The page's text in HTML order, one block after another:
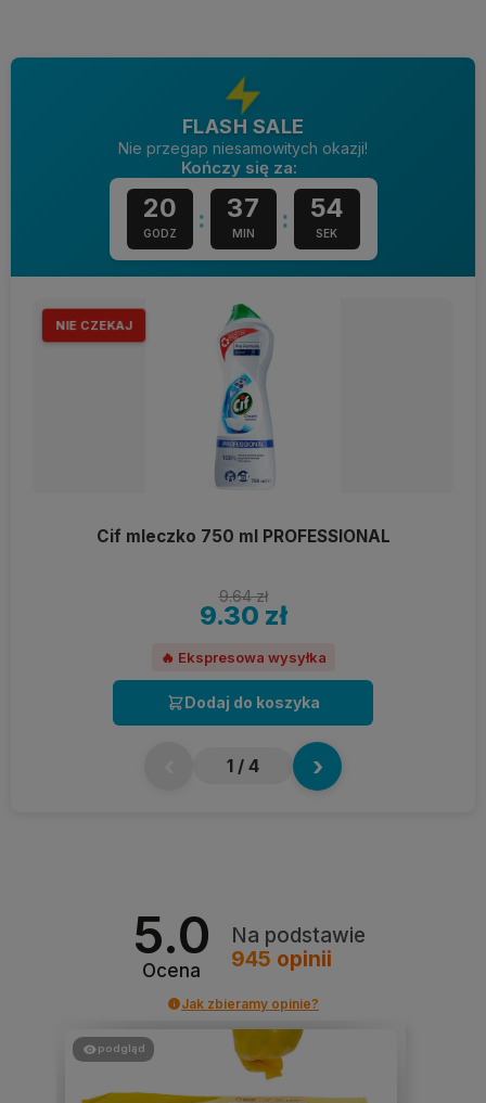
FLASH SALE
Nie przegap niesamowitych okazji!
Kończy się za:
20
GODZ : 37
MIN : 53
SEK
NIE CZEKAJ
Cif mleczko 750 ml PROFESSIONAL
9.64 zł
9.30 zł
🔥 Ekspresowa wysyłka
Dodaj do koszyka
1 / 4 ›
5.0
Ocena
Na podstawie
945 opinii
Jak zbieramy opinie?
podgląd